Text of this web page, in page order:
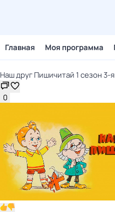
Главная Моя программа
Наш друг Пишичитай 1 сезон 3-
0